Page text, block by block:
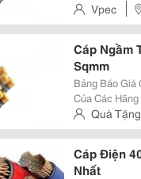
Vpec
Cáp Ngầm
Sqmm
Bảng Báo Giá Cáp Điện Cập Nhật Mới Nhất
Của Các
Điện Định Mức... Xem Tiếp Website
Quà
Cáp Điện
Nhất